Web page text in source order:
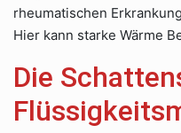
rheumatischen
Hier kann starke Wärme
Die